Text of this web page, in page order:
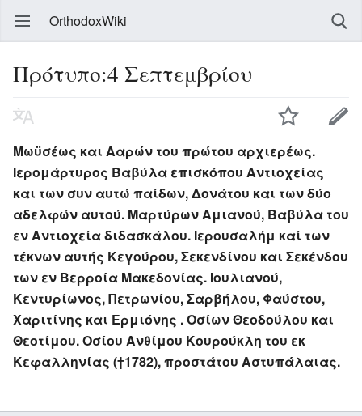
OrthodoxWiki
Πρότυπο:4 Σεπτεμβρίου
Μωϋσέως και Ααρών του πρώτου αρχιερέως.
Ιερομάρτυρος Βαβύλα επισκόπου Αντιοχείας
και των συν αυτώ παίδων, Δονάτου και των δύο
αδελφών αυτού. Μαρτύρων Αμιανού, Βαβύλα του
εν Αντιοχεία διδασκάλου. Ιερουσαλήμ καί των
τέκνων αυτής Κεγούρου, Σεκενδίνου και Σεκένδου
των εν Βερροία Μακεδονίας. Ιουλιανού,
Κεντυρίωνος, Πετρωνίου, Σαρβήλου, Φαύστου,
Χαριτίνης και Ερμιόνης . Οσίων Θεοδούλου και
Θεοτίμου. Οσίου Ανθίμου Κουρούκλη του εκ
Κεφαλληνίας (†1782), προστάτου Αστυπάλαιας.